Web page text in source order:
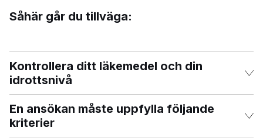
Såhär går du tillväga:
Kontrollera ditt läkemedel och din
idrottsnivå
En ansökan måste uppfylla följande
kriterier